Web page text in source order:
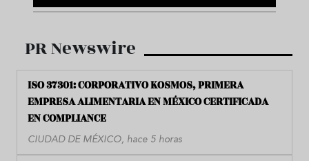
PR Newswire
ISO 37301: CORPORATIVO KOSMOS, PRIMERA
EMPRESA ALIMENTARIA EN MÉXICO CERTIFICADA
EN COMPLIANCE
CIUDAD DE MÉXICO, hace 5 horas